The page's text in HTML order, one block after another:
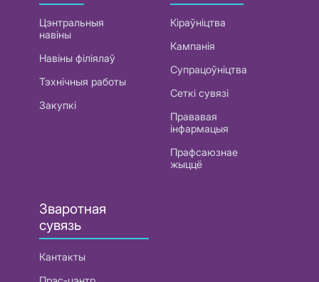
Цэнтральныя
навіны
Навіны філіялаў
Тэхнічныя работы
Закупкі
Кіраўніцтва
Кампанія
Супрацоўніцтва
Сеткі сувязі
Прававая
інфармацыя
Прафсаюзнае
жыццё
Зваротная
сувязь
Кантакты